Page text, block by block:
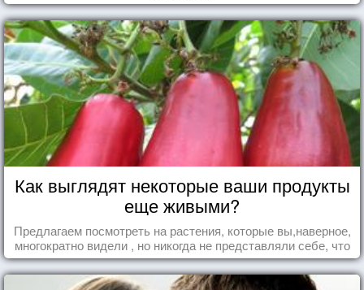
Как выглядят некоторые ваши продукты
еще живыми?
Предлагаем посмотреть на растения, которые вы,наверное,
многократно видели , но никогда не представляли себе, что
употребляете их в пищу.